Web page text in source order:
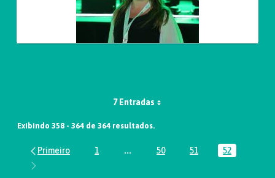
7 Entradas
Exibindo 358 - 364 de 364 resultados.
Página
1 ...Páginas intermediárias Usar ABA
Página
50 Página
51 Página
52